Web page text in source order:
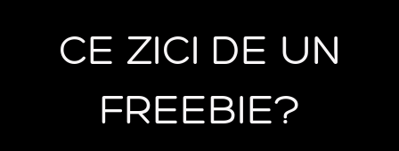
CE ZICI DE UN
FREEBIE?